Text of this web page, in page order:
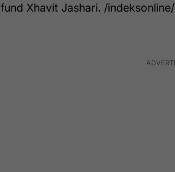
fund Xhavit Jashari. /indeksonline/